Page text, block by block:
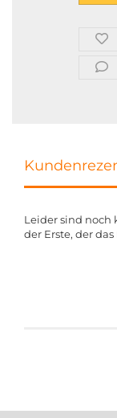
Leider sind noch
der Erste, der